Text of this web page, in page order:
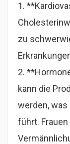
1.
zu
2.
kann die
werden,
führt.